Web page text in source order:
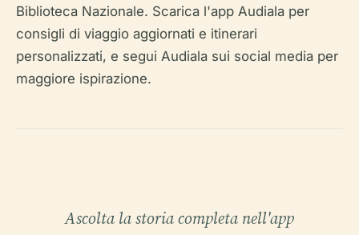
Biblioteca Nazionale. Scarica l'app Audiala per
consigli di viaggio aggiornati e itinerari
personalizzati, e segui Audiala sui social media per
maggiore ispirazione.
Ascolta la storia completa nell'app